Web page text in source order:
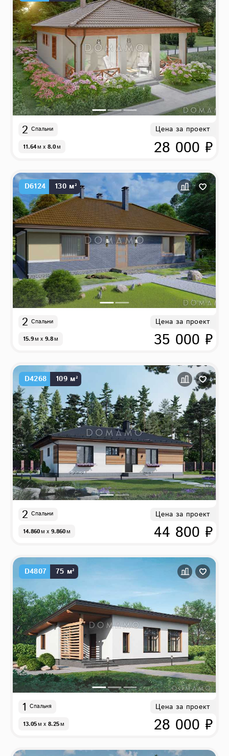
2 Спальни
11.64м x 8.0м
Цена за проект
28 000 ₽
D6124 130 м²
2 Спальни
15.9м x 9.8м
Цена за проект
35 000 ₽
D4268 109 м²
2 Спальни
14.860м x 9.860м
Цена за проект
44 800 ₽
D4807 75 м²
1 Спальня
13.05м x 8.25м
Цена за проект
28 000 ₽